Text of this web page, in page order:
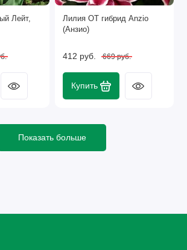
Лейт,
Лилия ОТ гибрид Anzio
(Анзио)
412 руб. 669 руб.
Купить
Показать больше